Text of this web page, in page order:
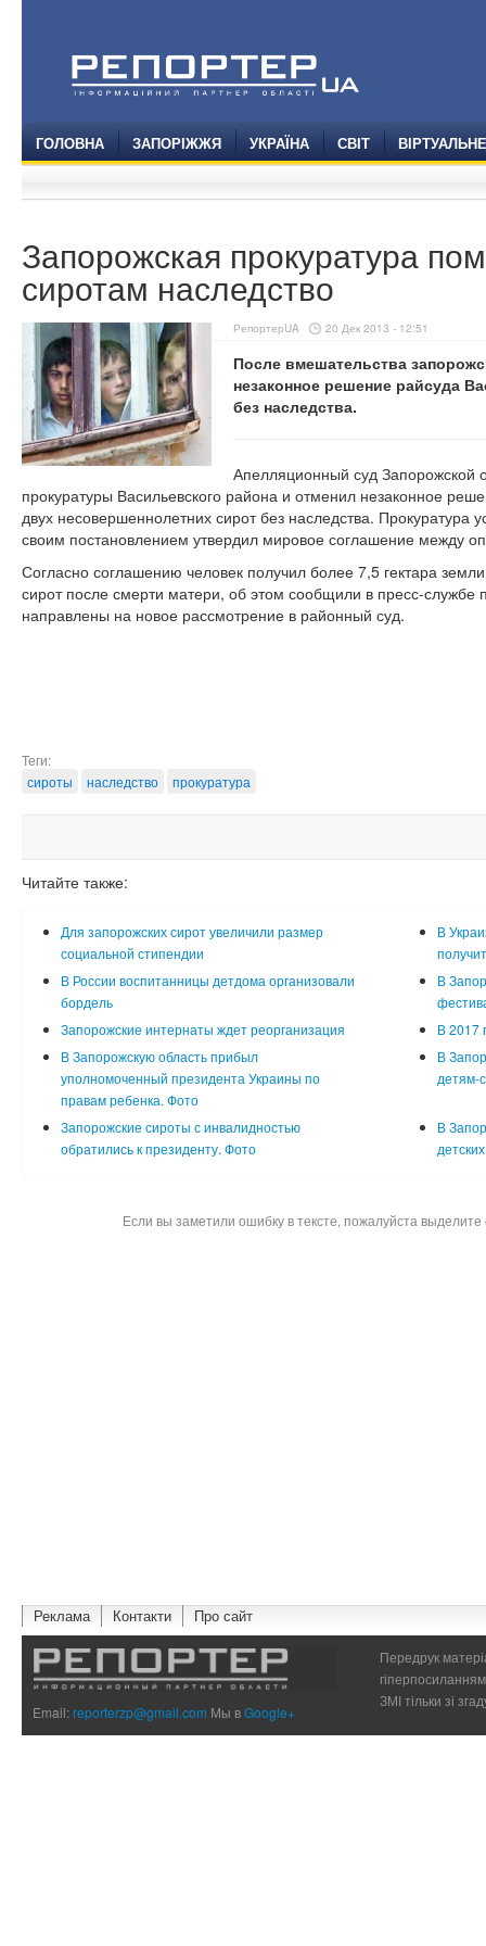
ГОЛОВНА ЗАПОРІЖЖЯ УКРАЇНА СВІТ
Запорожская прокуратура
сиротам наследство
РепортерUA 20 Дек 2013 - 12:51
После вмешательства
незаконное решение райсуда
без наследства.
Апелляционный суд Запорожской
прокуратуры Васильевского района и отменил незаконное
двух несовершеннолетних сирот без наследства. Прокуратура
своим постановлением утвердил мировое соглашение между
Согласно соглашению человек получил более 7,5 гектара
сирот после смерти матери, об этом сообщили в пресс-
направлены на новое рассмотрение в районный суд.
Теги:
сироты
наследство прокуратура
Читайте также:
Для запорожских сирот увеличили размер
социальной стипендии
В
В России воспитанницы детдома организовали
бордель
В
Запорожские интернаты ждет реорганизация
В 2017
В Запорожскую область прибыл
уполномоченный президента Украины по
правам ребенка. Фото
В
детям-
Запорожские сироты с инвалидностью
обратились к президенту. Фото
В
Если вы заметили ошибку в тексте, пожалуйста
Реклама Контакти Про сайт
Email:reporterzp@gmail.com Мы вGoogle+
Передрук
ЗМІ тільки зі